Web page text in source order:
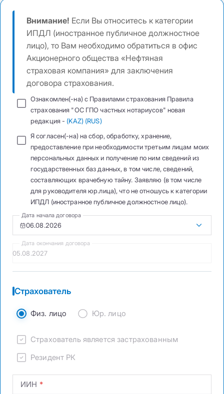
Внимание! Если Вы относитесь к категории
ИПДЛ (иностранное публичное должностное
лицо), то Вам необходимо обратиться в офис
Акционерного общества «Нефтяная
страховая компания» для заключения
договора страхования.
Ознакомлен(-на) с Правилами страхования Правила
страхования "ОС ГПО частных нотариусов" новая
редакция - (KAZ) (RUS)
Я согласен(-на) на сбор, обработку, хранение,
предоставление при необходимости третьим лицам моих
персональных данных и получение по ним сведений из
государственных баз данных, в том числе, сведений,
составляющих врачебную тайну. Заявляю (в том числе
для руководителя юр.лица), что не отношусь к категории
ИПДЛ (иностранное публичное должностное лицо).
Дата начала договора
Дата окончания договора
Страхователь
Физ. лицо Юр. лицо
Страхователь является застрахованным
Резидент РК
ИИН